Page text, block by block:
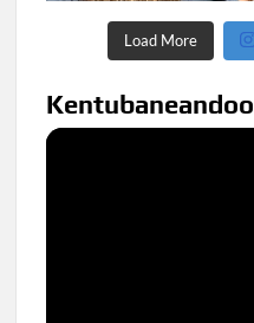
Load More
Kentubaneandoo